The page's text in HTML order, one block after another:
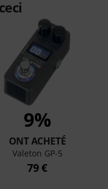
9%
ONT ACHETÉ
Valeton GP-5
79 €